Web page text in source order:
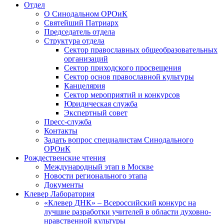
Отдел
О Синодальном ОРОиК
Святейший Патриарх
Председатель отдела
Структура отдела
Сектор православных общеобразовательных
организаций
Сектор приходского просвещения
Сектор основ православной культуры
Канцелярия
Сектор мероприятий и конкурсов
Юридическая служба
Экспертный совет
Пресс-служба
Контакты
Задать вопрос специалистам Синодального
ОРОиК
Рождественские чтения
Международный этап в Москве
Новости регионального этапа
Документы
Клевер Лаборатория
«Клевер ДНК» – Всероссийский конкурс на
лучшие разработки учителей в области духовно-
нравственной культуры